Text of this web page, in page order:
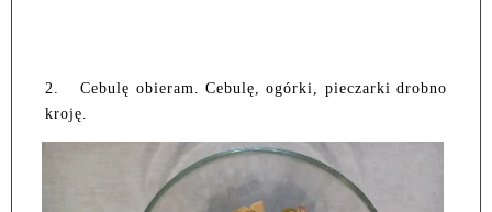
2.
Cebulę obieram. Cebulę, ogórki, pieczarki drobno
kroję.